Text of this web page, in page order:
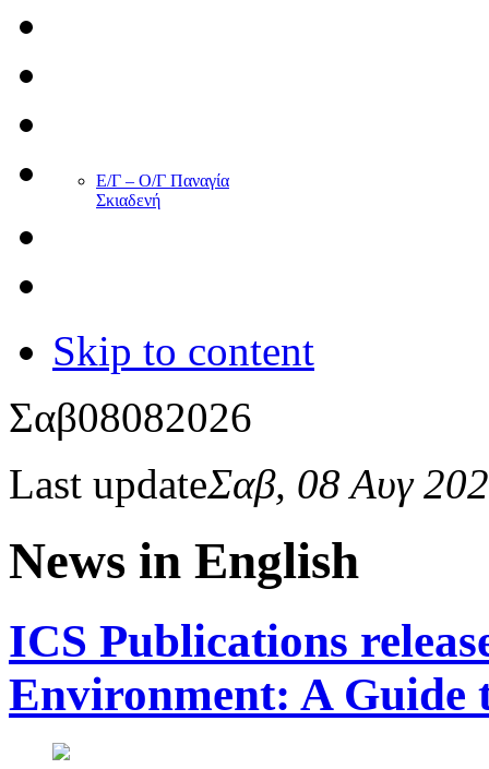
Ε/Γ – Ο/Γ Παναγία
Σκιαδενή
Skip to content
Σαβ08082026
Last updateΣαβ, 08 Αυγ
News in English
ICS Publications
Environment: A Guide